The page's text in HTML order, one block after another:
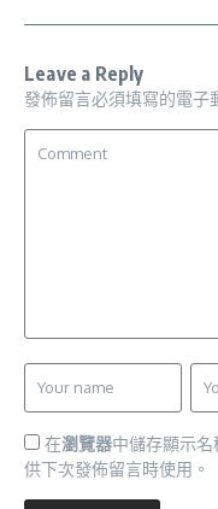
Leave a Reply
發佈留言必須填寫的電子
在瀏覽器中儲存顯示
供下次發佈留言時使用。